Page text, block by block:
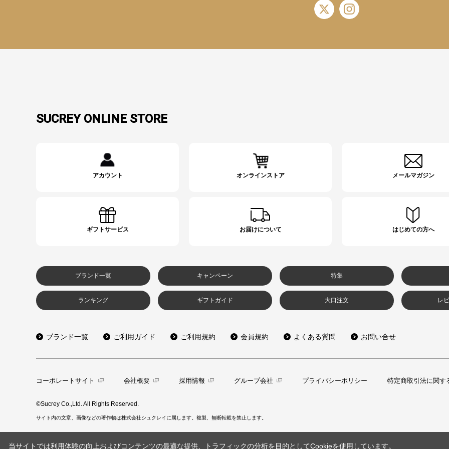
SUCREY ONLINE STORE
アカウント オンラインストア メールマガジン
ギフトサービス お届けについて はじめての方へ
ブランド一覧 キャンペーン 特集
ランキング ギフトガイド 大口注文 レ
ブランド一覧 ご利用ガイド ご利用規約 会員規約 よくある質問 お問い合せ
コーポレートサイト 会社概要 採用情報 グループ会社 プライバシーポリシー 特定商取引法に関す
©Sucrey Co.,Ltd. All Rights Reserved.
サイト内の文章、画像などの著作物は株式会社シュクレイに属します。複製、無断転載を禁止します。
当サイトでは利用体験の向上およびコンテンツの最適な提供、トラフィックの分析を目的としてCookieを使用しています。